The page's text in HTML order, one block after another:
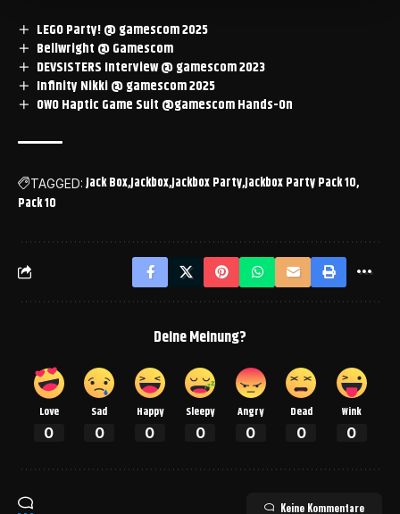
LEGO Party! @ gamescom 2025
Bellwright @ Gamescom
DEVSISTERS Interview @ gamescom 2023
Infinity Nikki @ gamescom 2025
OWO Haptic Game Suit @gamescom Hands-On
TAGGED: Jack BoxJackboxJackbox PartyJackbox Party Pack 10
Pack 10
Deine Meinung?
Love
0
Sad
0
Happy
0
Sleepy
0
Angry
0
Dead
0
Wink
0
Keine Kommentare